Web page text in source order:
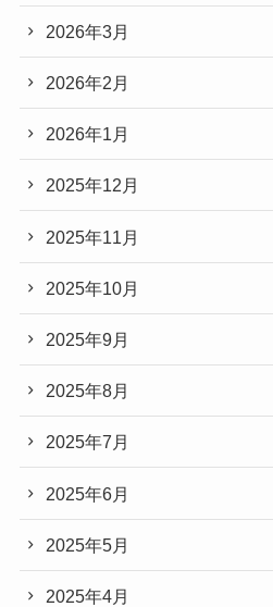
2026年3月
2026年2月
2026年1月
2025年12月
2025年11月
2025年10月
2025年9月
2025年8月
2025年7月
2025年6月
2025年5月
2025年4月